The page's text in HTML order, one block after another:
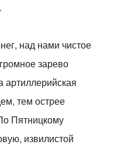
над нами чистое
зарево
тем острее
Пятницкому
извилистой